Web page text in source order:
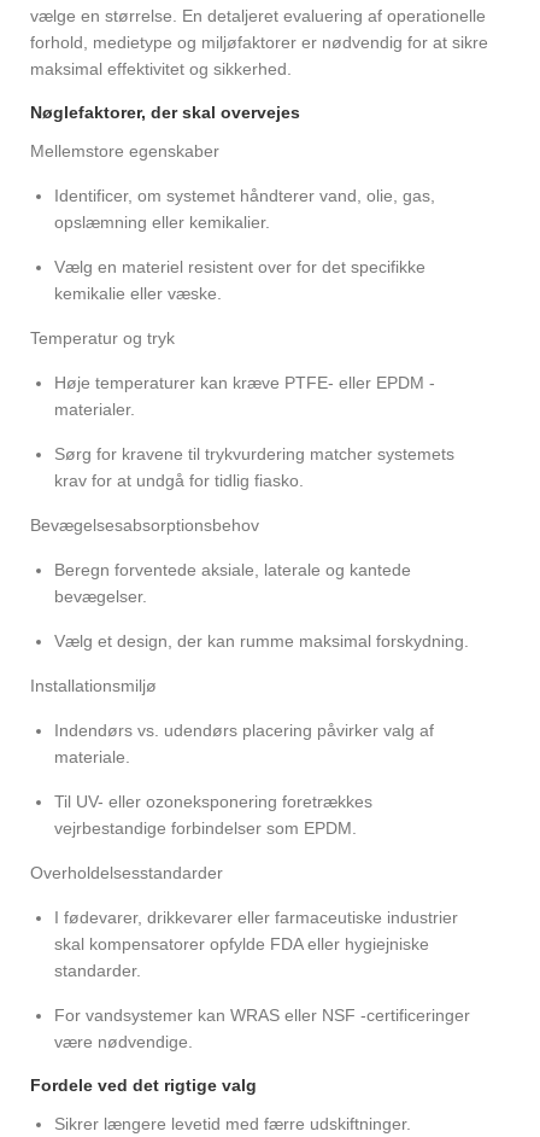
vælge en størrelse. En detaljeret evaluering af operationelle
forhold, medietype og miljøfaktorer er nødvendig for at sikre
maksimal effektivitet og sikkerhed.
Nøglefaktorer, der skal overvejes
Mellemstore egenskaber
Identificer, om systemet håndterer vand, olie, gas,
opslæmning eller kemikalier.
Vælg en materiel resistent over for det specifikke
kemikalie eller væske.
Temperatur og tryk
Høje temperaturer kan kræve PTFE- eller EPDM -
materialer.
Sørg for kravene til trykvurdering matcher systemets
krav for at undgå for tidlig fiasko.
Bevægelsesabsorptionsbehov
Beregn forventede aksiale, laterale og kantede
bevægelser.
Vælg et design, der kan rumme maksimal forskydning.
Installationsmiljø
Indendørs vs. udendørs placering påvirker valg af
materiale.
Til UV- eller ozoneksponering foretrækkes
vejrbestandige forbindelser som EPDM.
Overholdelsesstandarder
I fødevarer, drikkevarer eller farmaceutiske industrier
skal kompensatorer opfylde FDA eller hygiejniske
standarder.
For vandsystemer kan WRAS eller NSF -certificeringer
være nødvendige.
Fordele ved det rigtige valg
Sikrer længere levetid med færre udskiftninger.